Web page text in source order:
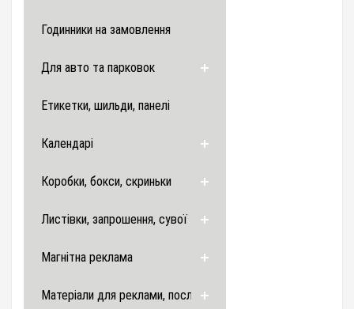
Годинники на замовлення
Для авто та парковок
Етикетки, шильди, панелі
Календарі
Коробки, бокси, скриньки
Листівки, запрошення, сувої
Магнітна реклама
Матеріали для реклами, послуги